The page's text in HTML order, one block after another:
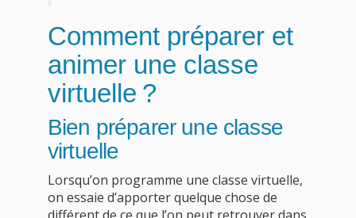
Comment préparer et
animer une classe
virtuelle ?
Bien préparer une classe
virtuelle
Lorsqu’on programme une classe virtuelle,
on essaie d’apporter quelque chose de